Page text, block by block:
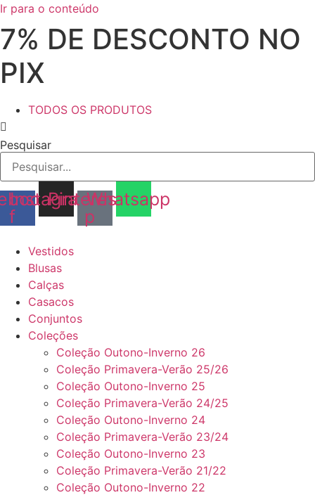
Ir para o conteúdo
7% DE DESCONTO NO
PIX
TODOS OS PRODUTOS
Pesquisar
f
Instagram
Pinterest-
p
Whatsapp
Vestidos
Blusas
Calças
Casacos
Conjuntos
Coleções
Coleção Outono-Inverno 26
Coleção Primavera-Verão 25/26
Coleção Outono-Inverno 25
Coleção Primavera-Verão 24/25
Coleção Outono-Inverno 24
Coleção Primavera-Verão 23/24
Coleção Outono-Inverno 23
Coleção Primavera-Verão 21/22
Coleção Outono-Inverno 22